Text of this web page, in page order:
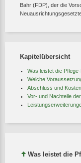
Bahr (FDP), der die
Kapitelübersicht
Was leistet die
Welche
Abschluss und
Vor- und Nachteile
Was leistet die